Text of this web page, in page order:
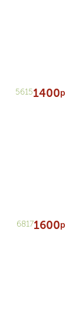
56151400р
68171600р